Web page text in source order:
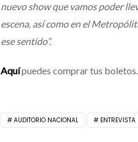
nuevo show que vamos poder
escena, así como en el
ese sentido”.
Aquípuedes comprar tus boletos.
AUDITORIO NACIONAL ENTREVISTA